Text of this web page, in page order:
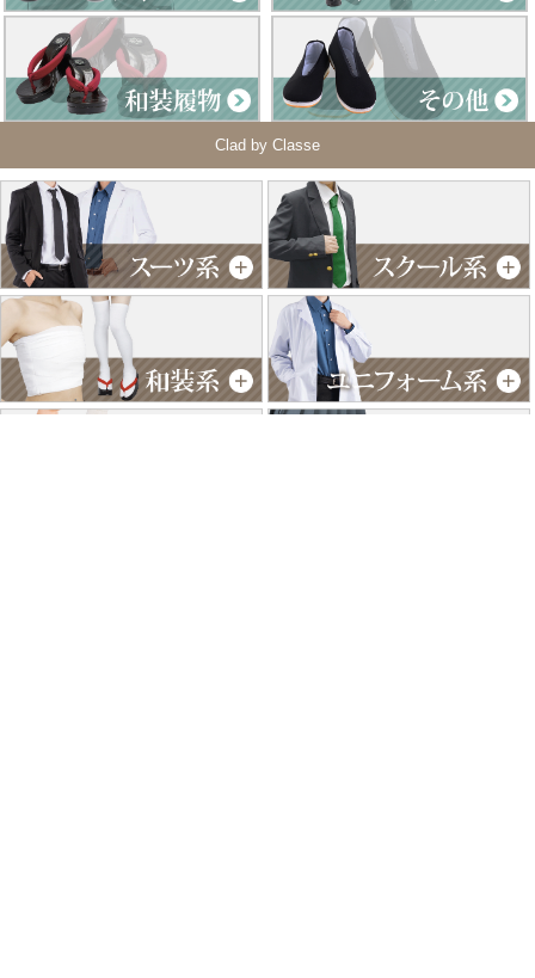
Clad by Classe